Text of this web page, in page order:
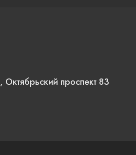
Октябрьский проспект 83